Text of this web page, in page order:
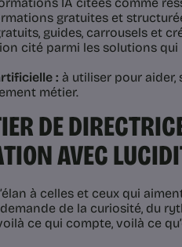
IA citées comme
gratuites et
guides, carrousels et
cité parmi les solutions
: à utiliser pour aider,
métier.
DE
AVEC
à celles et ceux qui
de la curiosité, du
ce qui compte, voilà ce